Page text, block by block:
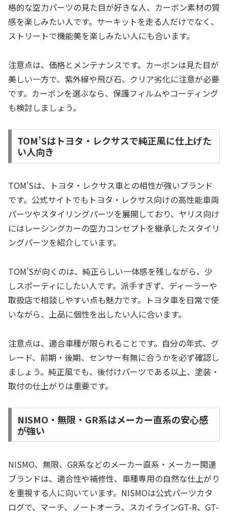
格的な空力パーツの見た目が好きな人、カーボン素材の質
感を楽しみたい人です。サーキットを走る人だけでなく、
ストリートで機能美を楽しみたい人にも合います。
注意点は、価格とメンテナンスです。カーボンは見た目が
美しい一方で、紫外線や飛び石、クリア劣化に注意が必要
です。カーボンを選ぶなら、保護フィルムやコーティング
も検討しましょう。
TOM’Sはトヨタ・レクサスで純正風に仕上げた
い人向き
TOM’Sは、トヨタ・レクサス車との相性が強いブランド
です。公式サイトでもトヨタ・レクサス向けの高性能車両
パーツやスタイリングパーツを展開しており、ヤリス向け
にはレーシングカーの空力コンセプトを継承したスタイリ
ングパーツを紹介しています。
TOM’Sが向くのは、純正らしい一体感を残しながら、少
しスポーティにしたい人です。派手すぎず、ディーラーや
取扱店で相談しやすい点も魅力です。トヨタ車を日常で使
いながら、上品に個性を出したい人に合います。
注意点は、適合車種が限られることです。自分の年式、グ
レード、前期・後期、センサー有無に合うかを必ず確認し
ましょう。純正風でも、後付けパーツである以上、塗装・
取付の仕上がりは重要です。
NISMO・無限・GR系はメーカー直系の安心感
が強い
NISMO、無限、GR系などのメーカー直系・メーカー関連
ブランドは、適合性や補修性、車種専用の自然な仕上がり
を重視する人に向いています。NISMOは公式パーツカタ
ログで、マーチ、ノートオーラ、スカイラインGT-R、GT-